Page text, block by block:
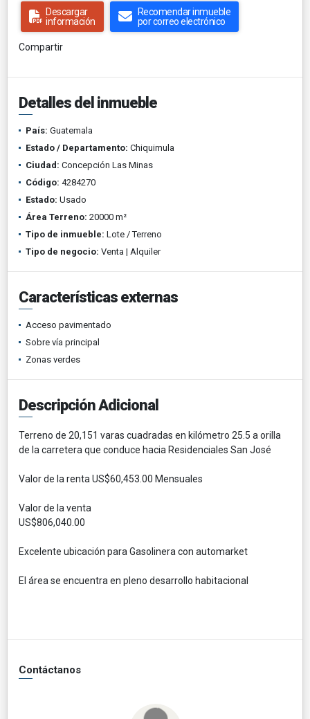
Descargar
información
Recomendar inmueble
por correo electrónico
Compartir
Detalles del inmueble
País: Guatemala
Estado / Departamento: Chiquimula
Ciudad: Concepción Las Minas
Código: 4284270
Estado: Usado
Área Terreno: 20000 m²
Tipo de inmueble: Lote / Terreno
Tipo de negocio: Venta | Alquiler
Características externas
Acceso pavimentado
Sobre vía principal
Zonas verdes
Descripción Adicional
Terreno de 20,151 varas cuadradas en kilómetro 25.5 a orilla
de la carretera que conduce hacia Residenciales San José
Valor de la renta US$60,453.00 Mensuales
Valor de la venta
US$806,040.00
Excelente ubicación para Gasolinera con automarket
El área se encuentra en pleno desarrollo habitacional
Contáctanos